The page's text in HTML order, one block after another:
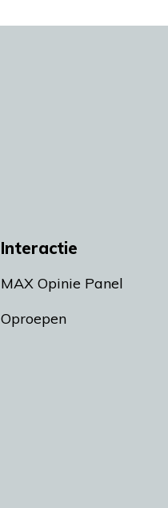
Interactie
MAX Opinie Panel
Oproepen